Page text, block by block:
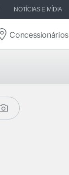
NOTÍCIAS E MÍDIA
Concessionários